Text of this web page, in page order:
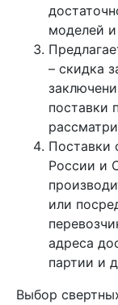
моделей
– скидка
поставки
Поставки
России и
или
адреса
партии и
Выбор